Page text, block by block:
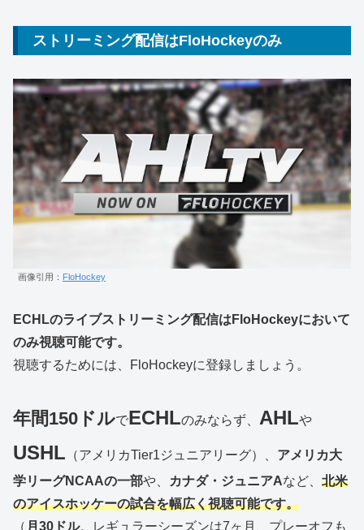
ストリーミング配信はFloHockeyのみ
画像引用： FloHockey
ECHLのライブストリーミング配信はFloHockeyにおいて
のみ視聴可能です。
視聴するためには、FloHockeyに登録しましょう。
年間150ドルでECHLのみならず、 AHLや
USHL （アメリカTier1ジュニアリーグ）、 アメリカ大
学リーグNCAAの一部や、 カナダ・ジュニアAなど、 北米
のアイスホッケーの試合を幅広く視聴可能です。
（ 月30ドル。レギュラーシーズンは7ヶ月、プレーオフも